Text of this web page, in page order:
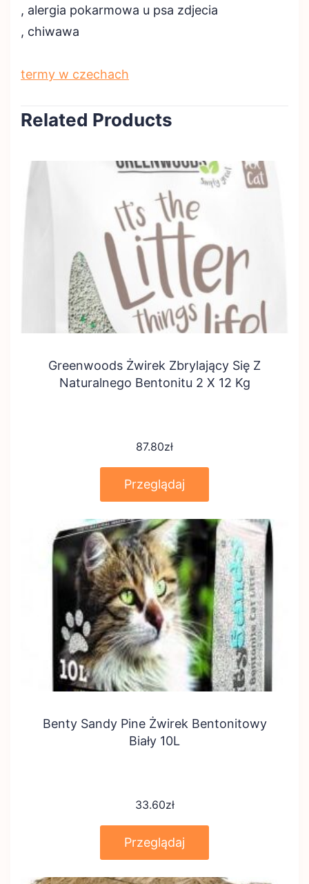
, alergia pokarmowa u psa zdjecia
, chiwawa
termy w czechach
Related Products
Greenwoods Żwirek Zbrylający Się Z
Naturalnego Bentonitu 2 X 12 Kg
87.80zł
Przeglądaj
Benty Sandy Pine Żwirek Bentonitowy
Biały 10L
33.60zł
Przeglądaj